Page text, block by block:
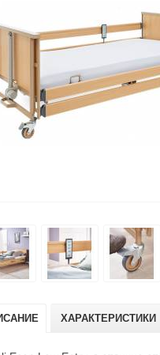
ХАРАКТЕРИСТИКИ